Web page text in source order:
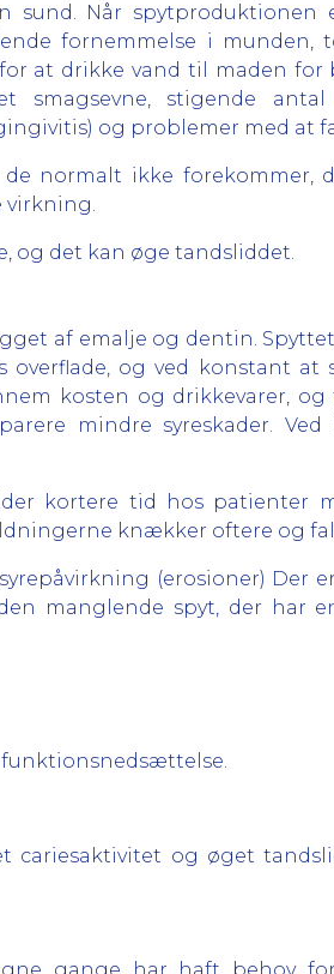
Når spytproduktionen
fornemmelse i
at drikke vand til maden for
smagsevne, stigende
og problemer med at
normalt ikke forekommer,
virkning.
og det kan øge tandsliddet.
af emalje og dentin.
og ved konstant at
kosten og drikkevarer,
mindre syreskader.
kortere tid hos patienter
knækker oftere og
(erosioner) Der
manglende spyt, der har
funktionsnedsættelse.
cariesaktivitet og øget